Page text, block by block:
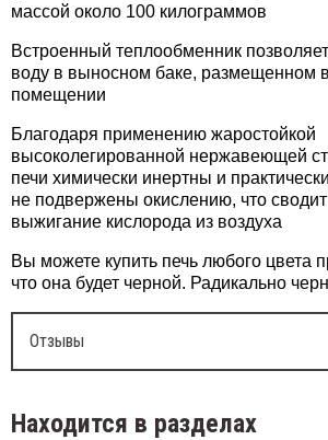
массой около 100 килограммов
Встроенный теплообменник
воду в выносном баке, размещенном
помещении
Благодаря применению жаростойкой
высоколегированной нержавеющей
печи химически инертны и практически
не подвержены окислению, что
выжигание кислорода из воздуха
Вы можете купить печь любого цвета
что она будет черной. Радикально
Отзывы
Находится в разделах